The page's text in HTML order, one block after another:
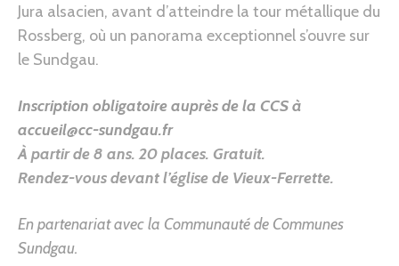
Jura alsacien, avant d’atteindre la tour métallique du
Rossberg, où un panorama exceptionnel s’ouvre sur
le Sundgau.
Inscription obligatoire auprès de la CCS à
accueil@cc-sundgau.fr
À partir de 8 ans. 20 places. Gratuit.
Rendez-vous devant l’église de Vieux-Ferrette.
En partenariat avec la Communauté de Communes
Sundgau.